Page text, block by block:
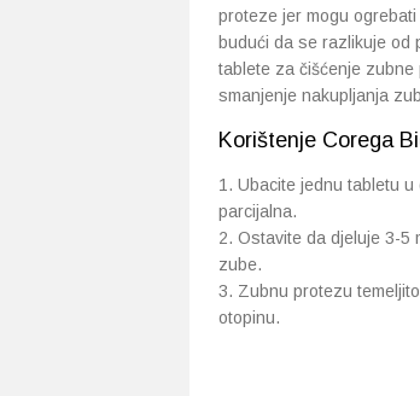
proteze jer mogu
budući da se razlikuje od
tablete za čišćenje
smanjenje nakupljanja
Korištenje Corega
Ubacite jednu tabletu
parcijalna.
Ostavite da djeluje 3-5
zube.
Zubnu protezu
otopinu.